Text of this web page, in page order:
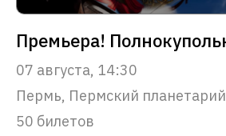
07 августа, 14:30
Пермь, Пермский планетарий
50 билетов